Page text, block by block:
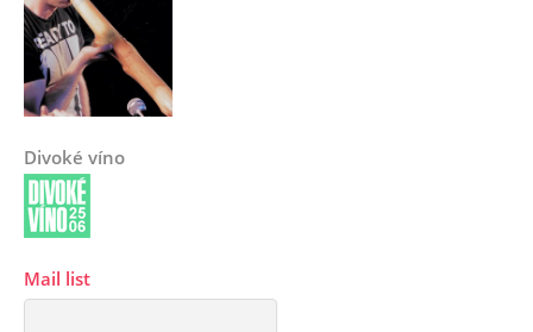
Divoké víno
Mail list